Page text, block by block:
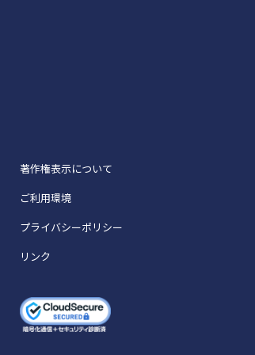
著作権表示について
ご利用環境
プライバシーポリシー
リンク